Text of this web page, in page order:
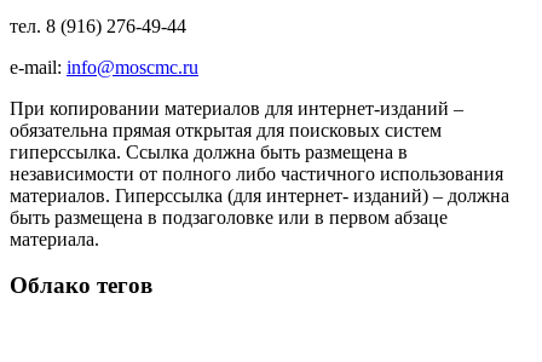
тел. 8 (916) 276-49-44
e-mail: info@moscmc.ru
При копировании материалов для интернет-изданий –
обязательна прямая открытая для поисковых систем
гиперссылка. Ссылка должна быть размещена в
независимости от полного либо частичного использования
материалов. Гиперссылка (для интернет- изданий) – должна
быть размещена в подзаголовке или в первом абзаце
материала.
Облако тегов